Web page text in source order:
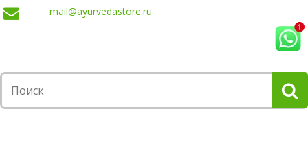
mail@ayurvedastore.ru